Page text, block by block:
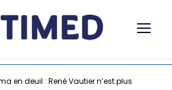
en deuil : René Vautier n’est plus